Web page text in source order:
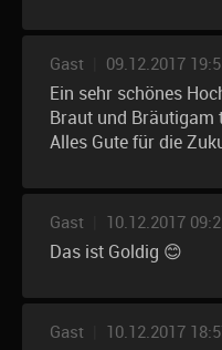
Gast 09.12.2017
Ein sehr schönes
Braut und Bräutigam
Alles Gute für die
Gast 10.12.2017
Das ist Goldig 😊
Gast 10.12.2017